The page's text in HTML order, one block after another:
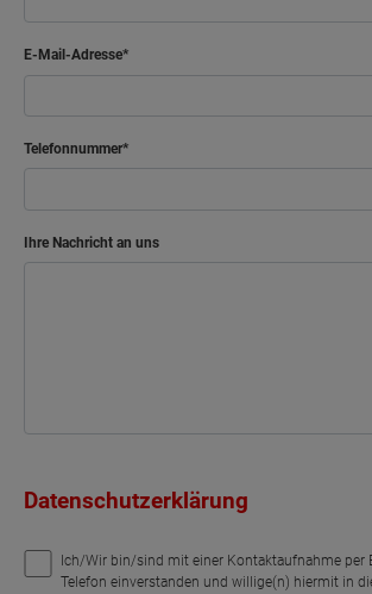
E-Mail-Adresse
Telefonnummer
Ihre Nachricht an uns
Datenschutzerklärung
Ich/Wir bin/sind mit einer Kontaktaufnahme per
Telefon einverstanden und willige(n) hiermit in